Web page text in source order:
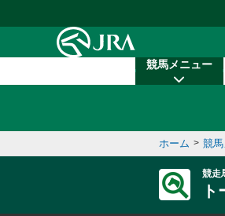
競馬メニュー
ホーム > 競
競走